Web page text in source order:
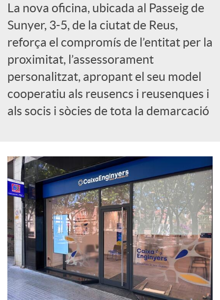
s
S
o
c
a
l
s
La nova oficina, ubicada al Passeig de
Sunyer, 3-5, de la ciutat de Reus,
reforça el compromís de l’entitat per la
proximitat, l’assessorament
personalitzat, apropant el seu model
cooperatiu als reusencs i reusenques i
als socis i sòcies de tota la demarcació